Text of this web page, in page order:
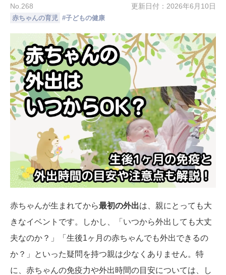
No. 268 更新日付： 2026年6月10日
赤ちゃんの育児 #子どもの健康
赤ちゃんが生まれてから最初の外出は、親にとっても大
きなイベントです。しかし、「いつから外出しても大丈
夫なのか？」「生後1ヶ月の赤ちゃんでも外出できるの
か？」といった疑問を持つ親は少なくありません。特
に、赤ちゃんの免疫力や外出時間の目安については、し